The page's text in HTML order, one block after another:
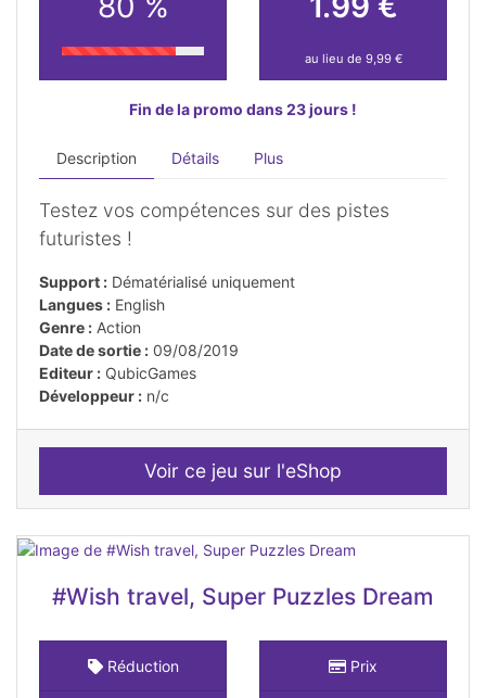
au lieu de 9,99 €
Fin de la promo dans 23 jours !
Description Détails Plus
Testez vos compétences sur des pistes
futuristes !
Support : Dématérialisé uniquement
Langues : English
Genre : Action
Date de sortie : 09/08/2019
Editeur : QubicGames
Développeur : n/c
Voir ce jeu sur l'eShop
#Wish travel, Super Puzzles Dream
Réduction Prix